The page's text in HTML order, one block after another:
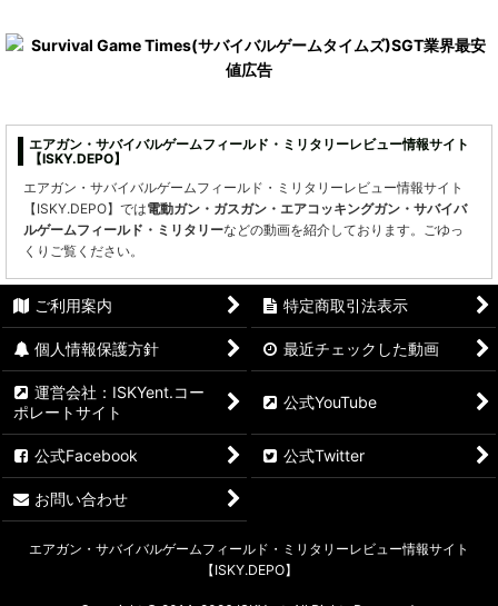
エアガン・サバイバルゲームフィールド・ミリタリーレビュー情報サイト
【ISKY.DEPO】
エアガン・サバイバルゲームフィールド・ミリタリーレビュー情報サイト
【ISKY.DEPO】では電動ガン・ガスガン・エアコッキングガン・サバイバ
ルゲームフィールド・ミリタリーなどの動画を紹介しております。ごゆっ
くりご覧ください。
ご利用案内 特定商取引法表示
個人情報保護方針 最近チェックした動画
運営会社：ISKYent.コー
ポレートサイト
公式YouTube
公式Facebook 公式Twitter
お問い合わせ
エアガン・サバイバルゲームフィールド・ミリタリーレビュー情報サイト
【ISKY.DEPO】